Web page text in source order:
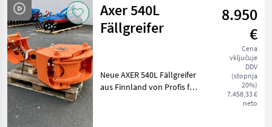
(Staplerlaschenmaße
Axer 540L
Fällgreifer
8.950
€
Cena
vključuje
DDV
(stopnja
20%)
7.458,33 €
neto
Neue AXER 540L Fällgreifer
aus Finnland von Profis für